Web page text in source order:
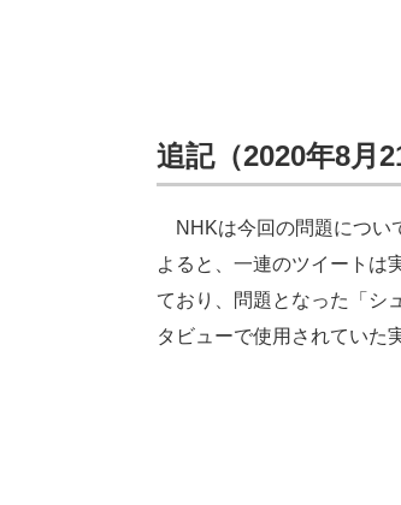
追記（2020年8月
NHKは今回の問題につい
よると、一連のツイートは
ており、問題となった「シ
タビューで使用されていた